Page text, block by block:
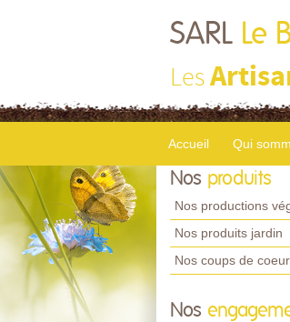
SARL Le
Les
Accueil Qui
Nos produits
Nos productions
Nos produits jardin
Nos coups de coeur
Nos